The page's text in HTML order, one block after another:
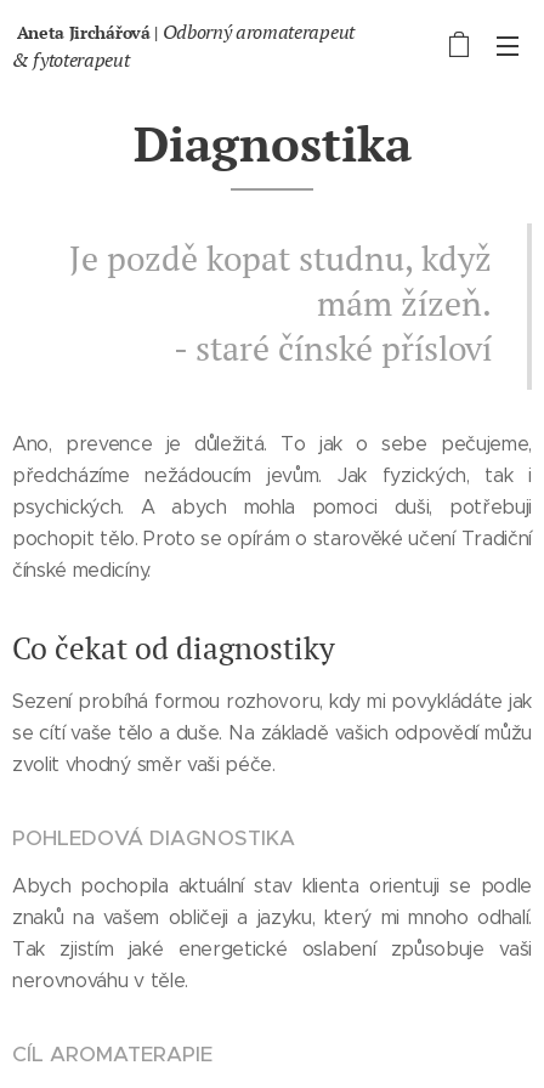
Aneta Jirchářová | Odborný aromaterapeut
& fytoterapeut
Diagnostika
Je pozdě kopat studnu, když
mám žízeň.
- staré čínské přísloví
Ano, prevence je důležitá. To jak o sebe pečujeme,
předcházíme nežádoucím jevům. Jak fyzických, tak i
psychických. A abych mohla pomoci duši, potřebuji
pochopit tělo. Proto se opírám o starověké učení Tradiční
čínské medicíny.
Co čekat od diagnostiky
Sezení probíhá formou rozhovoru, kdy mi povykládáte jak
se cítí vaše tělo a duše. Na základě vašich odpovědí můžu
zvolit vhodný směr vaši péče.
POHLEDOVÁ DIAGNOSTIKA
Abych pochopila aktuální stav klienta orientuji se podle
znaků na vašem obličeji a jazyku, který mi mnoho odhalí.
Tak zjistím jaké energetické oslabení způsobuje vaši
nerovnováhu v těle.
CÍL AROMATERAPIE